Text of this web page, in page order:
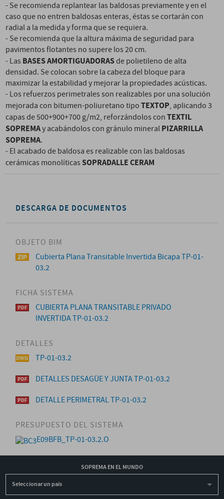
- Se recomienda replantear las baldosas previamente y en el
caso que no entren baldosas enteras, éstas se cortarán con
radial a la medida y forma que se requiera.
- Se recomienda que la altura máxima de seguridad para
pavimentos flotantes no supere los 20 cm.
- Las BASES AMORTIGUADORASde polietileno de alta
densidad. Se colocan sobre la cabeza del bloque para
maximizar la estabilidad y mejorar la propiedades acústicas.
- Los refuerzos perimetrales son realizables por una solución
mejorada con bitumen-poliuretano tipoTEXTOP, aplicando 3
capas de 500+900+700 g/m2, reforzándolos conTEXTIL
SOPREMAy acabándolos con gránulo mineralPIZARRILLA
SOPREMA.
- El acabado de baldosa es realizable con las baldosas
cerámicas monolíticasSOPRADALLE CERAM
DESCARGA DE DOCUMENTOS
OBJETO BIM
Cubierta Plana Transitable Invertida Bicapa TP-01-
03.2
FICHA SISTEMA
CUBIERTA PLANA TRANSITABLE PRIVADO
INVERTIDA TP-01-03.2
DETALLES
TP-01-03.2
DETALLES DESAGÜE Y JUNTA TP-01-03.2
DETALLE PERIMETRAL TP-01-03.2
PRESUPUESTO DEL SISTEMA
E09BFB_TP-01-03.2.O
SOPREMA EN EL MUNDO
Seleccionar un país